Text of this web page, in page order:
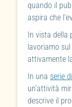
quando il
aspira che
In vista della
lavoriamo
attivamente
In una serie
un’attività
descrive il